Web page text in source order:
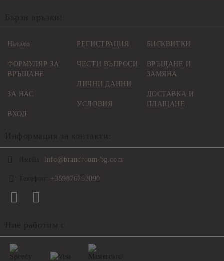
Начало
ФОРМУЛЯР ЗА
ВРЪЩАНЕ
ЗА НАС
ВХОД
РЕГИСТРАЦИЯ
ЧЕСТИ ВЪПРОСИ
ЛИЧНИ ДАННИ
УСЛОВИЯ
БИСКВИТКИ
ВРЪЩАНЕ И
ЗАМЯНА
ДОСТАВКА И
ПЛАЩАНЕ
info@brandroom-bg.com
+359876753090